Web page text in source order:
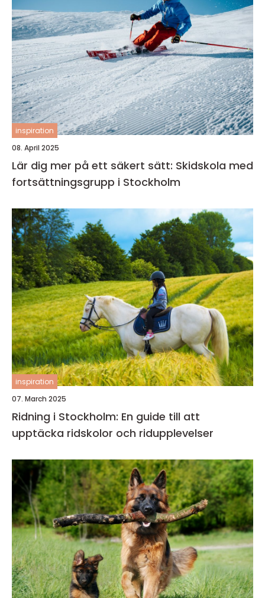
inspiration
08. April 2025
Lär dig mer på ett säkert sätt: Skidskola med
fortsättningsgrupp i Stockholm
inspiration
07. March 2025
Ridning i Stockholm: En guide till att
upptäcka ridskolor och ridupplevelser